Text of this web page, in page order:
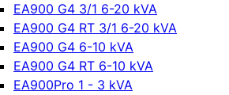
EA900 G4 3/1 6-20 kVA
EA900 G4 RT 3/1 6-20 kVA
EA900 G4 6-10 kVA
EA900 G4 RT 6-10 kVA
EA900Pro 1 - 3 kVA